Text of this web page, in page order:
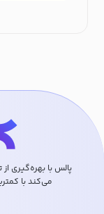
پالس با بهره‌گیری
می‌کند با